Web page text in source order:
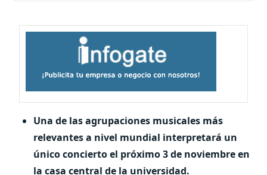
Una de las agrupaciones musicales más
relevantes a nivel mundial interpretará un
único concierto el próximo 3 de noviembre en
la casa central de la universidad.